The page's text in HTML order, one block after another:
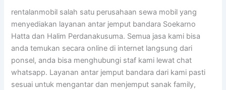
rentalanmobil salah satu perusahaan sewa mobil yang
menyediakan layanan antar jemput bandara Soekarno
Hatta dan Halim Perdanakusuma. Semua jasa kami bisa
anda temukan secara online di internet langsung dari
ponsel, anda bisa menghubungi staf kami lewat chat
whatsapp. Layanan antar jemput bandara dari kami pasti
sesuai untuk mengantar dan menjemput sanak family,